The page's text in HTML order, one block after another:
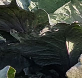
znanosti.
sc. Karolina Brkić